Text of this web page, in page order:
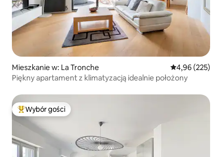
Mieszkanie w: La Tronche Średnia
4,96 (225)
Piękny apartament z klimatyzacją idealnie położony
Najpopularniejsze z kategorii Wybór gości
Wybór gości